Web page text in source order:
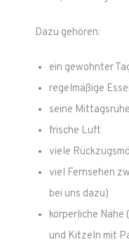
Dazu gehören:
ein gewohnter
regelmäßige
seine Mittagsruhe
frische Luft
viele
viel Fernsehen
bei uns dazu)
körperliche Nähe
und Kitzeln mit